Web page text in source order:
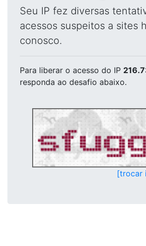
Seu IP fez diversas
acessos suspeitos a sites
conosco.
Para liberar o acesso do IP
responda ao desafio abaixo.
[trocar